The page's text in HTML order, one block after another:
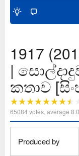
1917
|
කතාව
65084 votes, average 8.0
Produced by